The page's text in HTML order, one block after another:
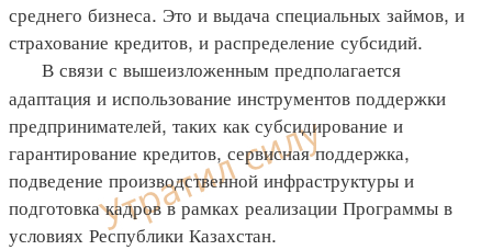
среднего бизнеса. Это и выдача специальных займов, и
страхование кредитов, и распределение субсидий.
В связи с вышеизложенным предполагается
адаптация и использование инструментов поддержки
предпринимателей, таких как субсидирование и
гарантирование кредитов, сервисная поддержка,
подведение производственной инфраструктуры и
подготовка кадров в рамках реализации Программы в
условиях Республики Казахстан.